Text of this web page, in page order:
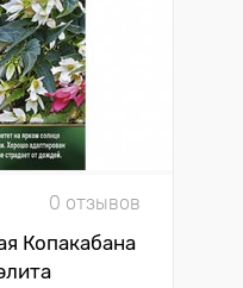
0 отзывов
Копакабана